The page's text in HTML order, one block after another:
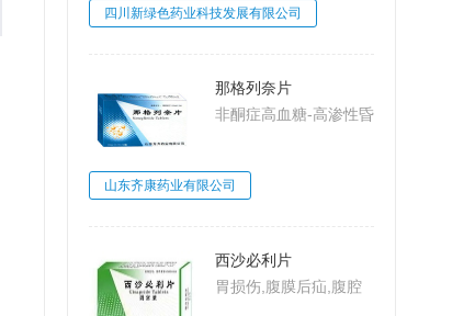
四川新绿色药业科技发展有限公司
那格列奈片
非酮症高血糖-高渗性昏
山东齐康药业有限公司
西沙必利片
胃损伤,腹膜后疝,腹腔